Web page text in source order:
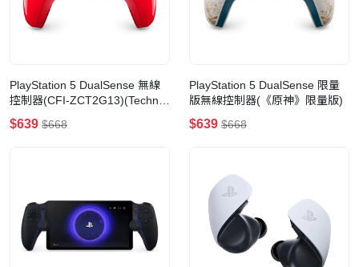
PlayStation 5 DualSense 無線
控制器(CFI-ZCT2G13)(Techno
Red 電音紅)
$639 $668
PlayStation 5 DualSense 限量
版無線控制器(《原神》限量版)
$639 $668